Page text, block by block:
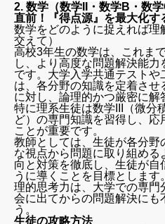
2. 数学（数学II・数学B・数
直前！『得点源』を最大化す
数学をどのように捉えれば理
交えて）
高校3年生の数学は、これま
し、より高度な問題解決能
です。大学入学共通テストや
は、各分野の知識を定着させ
に対し、論理的かつ厳密に解
特に理系生徒は数学III（微分
ど）の専門知識を習得し、
ことが重要です。
教師としては、生徒が各分野
な視点から問題に取り組め
向と対策を徹底し、生徒が自
うに導くことを目標としま
理的思考力は、大学での専門
会に出てからの問題解決にも
う。
生徒の攻略方法